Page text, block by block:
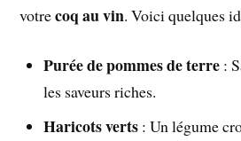
votrecoq au vin. Voici quelques
Purée de pommes de terre :
les saveurs riches.
Haricots verts : Un légume